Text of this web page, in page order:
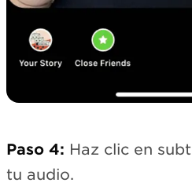
Paso 4: Haz clic en
tu audio.